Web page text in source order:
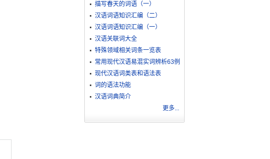
描写春天的词语（一）
汉语词语知识汇编（二）
汉语词语知识汇编（一）
汉语关联词大全
特殊领域相关词条一览表
常用现代汉语易混实词辨析63例
现代汉语词类表和语法表
词的语法功能
汉语词典简介
更多...